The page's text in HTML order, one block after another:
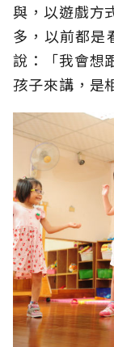
與，以遊戲方
多，以前都是
說：「我會想
孩子來講，是